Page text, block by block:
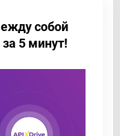
собой
5 минут!